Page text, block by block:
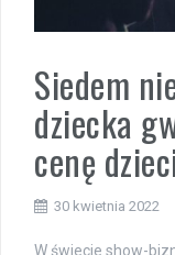
Siedem
dziecka
cenę
30 kwietnia 2022
W świecie show-